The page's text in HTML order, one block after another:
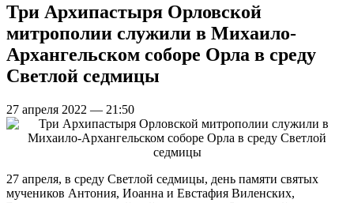
Три Архипастыря Орловской
митрополии служили в Михаило-
Архангельском соборе Орла в среду
Светлой седмицы
27 апреля 2022 — 21:50
27 апреля, в среду Светлой седмицы, день памяти святых
мучеников Антония, Иоанна и Евстафия Виленских,